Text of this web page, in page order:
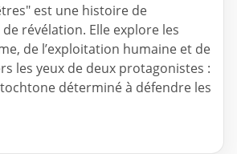
est une histoire de
révélation. Elle explore les
de l’exploitation humaine et de
les yeux de deux protagonistes :
déterminé à défendre les